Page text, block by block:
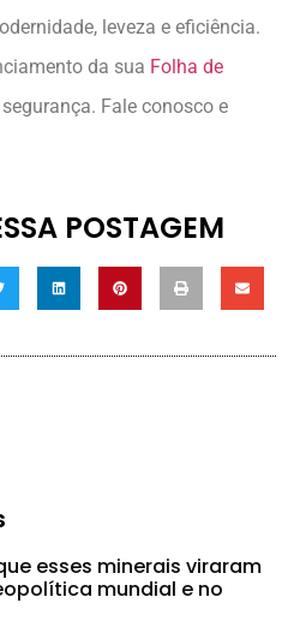
leveza e eficiência.
da sua Folha de
Fale conosco e
POSTAGEM
esses minerais viraram
mundial e no